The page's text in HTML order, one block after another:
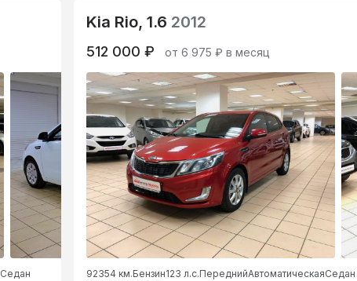
Седан
Kia Rio, 1.6 2012
512 000 ₽ от 6 975 ₽ в месяц
92354 км.Бензин123 л.с.ПереднийАвтоматическаяСедан